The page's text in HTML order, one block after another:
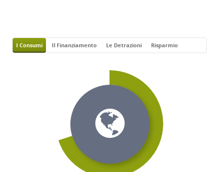
I Consumi Il Finanziamento Le Detrazioni Risparmio